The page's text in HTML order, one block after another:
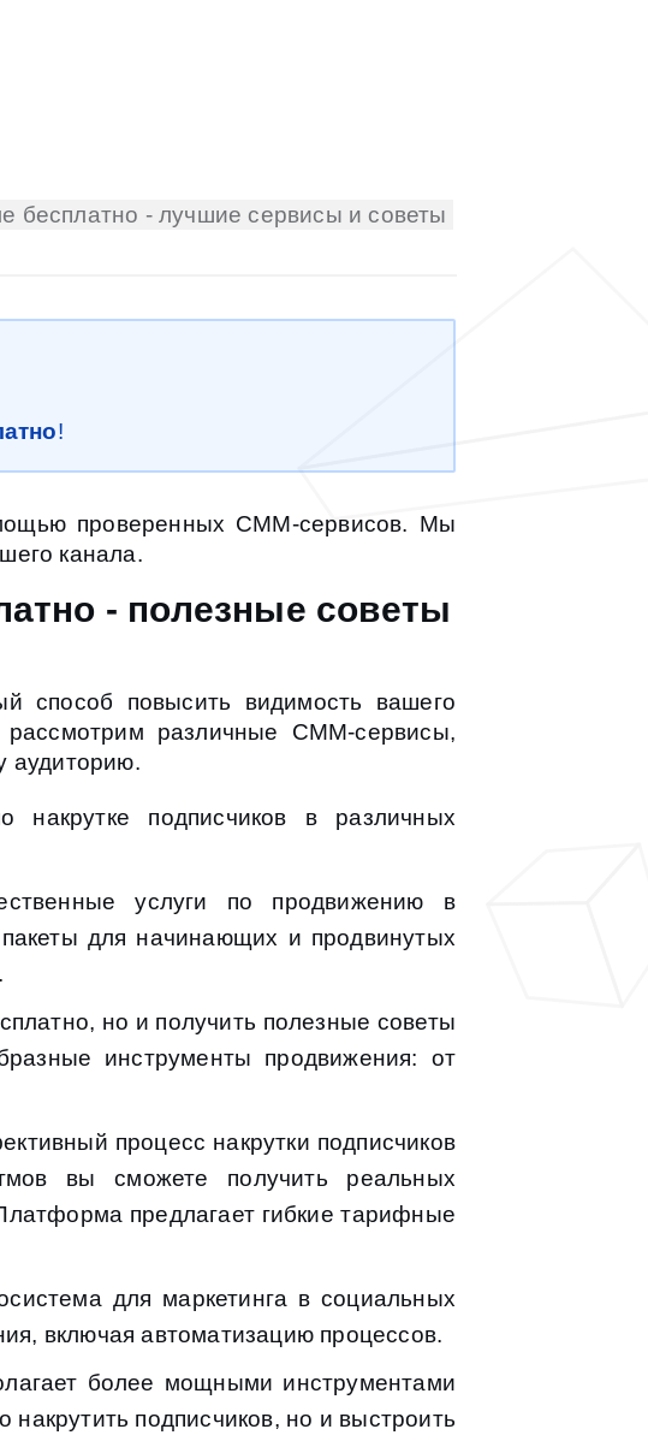
бесплатно - лучшие сервисы и советы
!
проверенных СММ-сервисов. Мы
канала.
- полезные советы
способ повысить видимость вашего
различные СММ-сервисы,
аудиторию.
подписчиков в различных
услуги по продвижению в
для начинающих и продвинутых
но и получить полезные советы
инструменты продвижения: от
процесс накрутки подписчиков
вы сможете получить реальных
предлагает гибкие тарифные
для маркетинга в социальных
включая автоматизацию процессов.
более мощными инструментами
подписчиков, но и выстроить